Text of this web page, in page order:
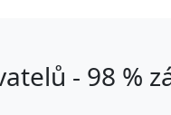
- 98 %